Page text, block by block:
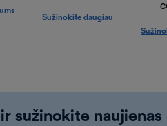
Sužinokite daugiau
sužinokite naujienas